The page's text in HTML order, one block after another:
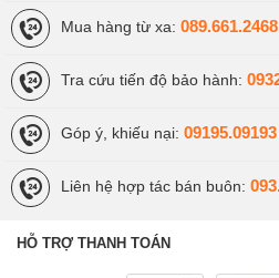
Camera trước của Samsung
nhưng nó vẫn hỗ trợ gọi video khá
4 triệu
mua nhất ngay khi ra mắt.
Mua hàng từ xa: 089.661.2468
Tra cứu tiến độ bảo hành:
Góp ý, khiếu nại: 09195.09193
Liên hệ hợp tác bán buôn:
HỖ TRỢ THANH TOÁN